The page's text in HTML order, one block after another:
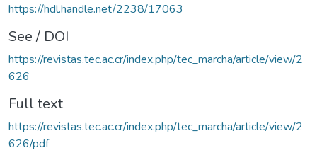
https://hdl.handle.net/2238/17063
See / DOI
https://revistas.tec.ac.cr/index.php/tec_marcha/article/view/2
626
Full text
https://revistas.tec.ac.cr/index.php/tec_marcha/article/view/2
626/pdf